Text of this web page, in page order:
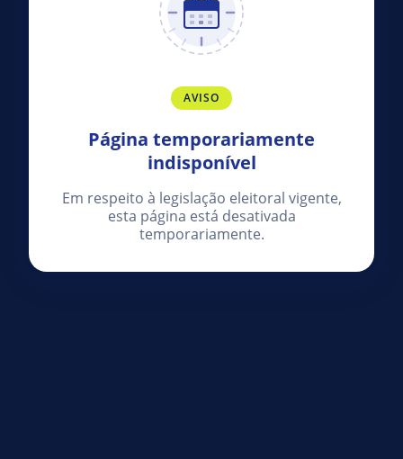
AVISO
Página temporariamente
indisponível
Em respeito à legislação eleitoral vigente,
esta página está desativada
temporariamente.